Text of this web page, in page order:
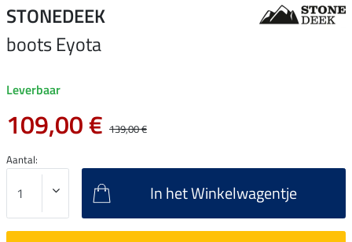
STONEDEEK
boots Eyota
Leverbaar
109,00 € 139,00 €
Aantal:
In het Winkelwagentje